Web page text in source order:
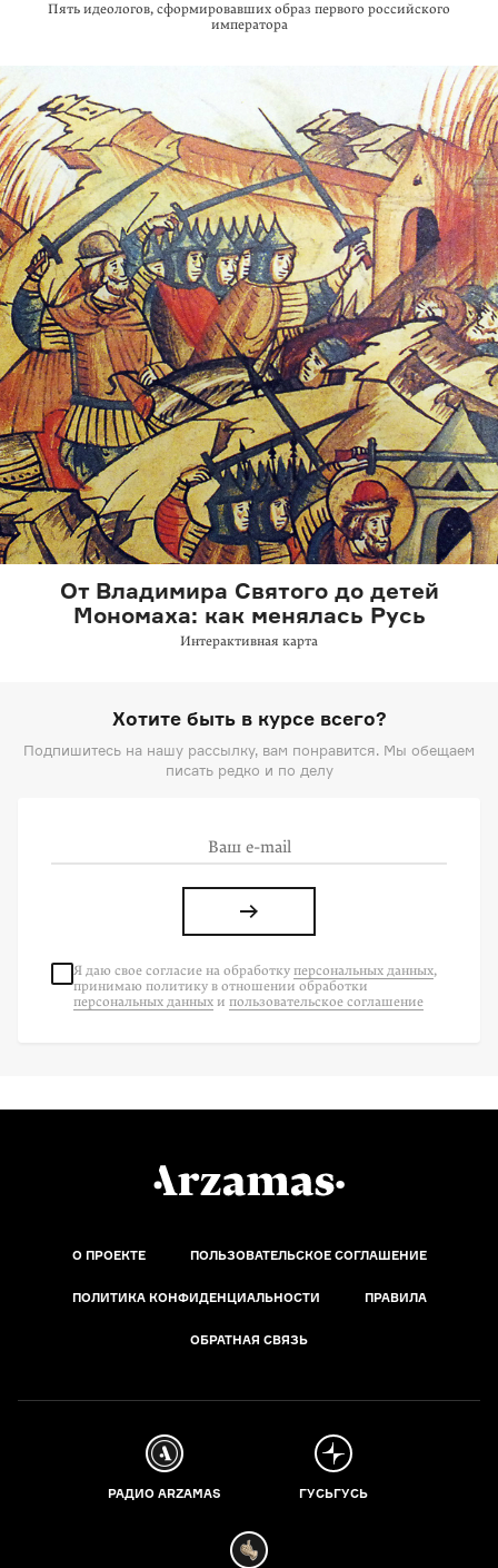
Пять идеологов, сформировавших образ первого российского
императора
От Владимира Святого до детей
Мономаха: как менялась Русь
Интерактивная карта
Хотите быть в курсе всего?
Подпишитесь на нашу рассылку, вам понравится. Мы обещаем
писать редко и по делу
Я даю свое согласие на обработку персональных данных,
принимаю политику в отношении обработки
персональных данных и пользовательское соглашение
О ПРОЕКТЕ ПОЛЬЗОВАТЕЛЬСКОЕ СОГЛАШЕНИЕ
ПОЛИТИКА КОНФИДЕНЦИАЛЬНОСТИ ПРАВИЛА
ОБРАТНАЯ СВЯЗЬ
РАДИО ARZAMAS ГУСЬГУСЬ